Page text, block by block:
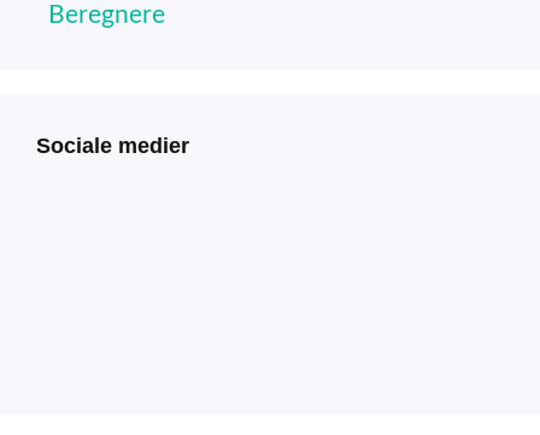
Beregnere
Sociale medier